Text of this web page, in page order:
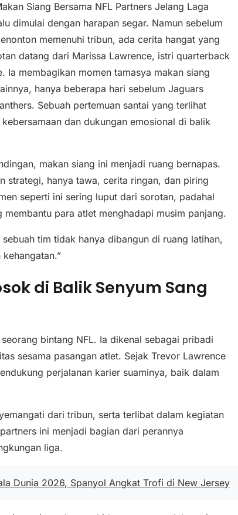
Siang Bersama NFL Partners Jelang Laga
dimulai dengan harapan segar. Namun sebelum
memenuhi tribun, ada cerita hangat yang
datang dari Marissa Lawrence, istri quarterback
Ia membagikan momen tamasya makan siang
hanya beberapa hari sebelum Jaguars
Sebuah pertemuan santai yang terlihat
dan dukungan emosional di balik
makan siang ini menjadi ruang bernapas.
strategi, hanya tawa, cerita ringan, dan piring
seperti ini sering luput dari sorotan, padahal
para atlet menghadapi musim panjang.
tim tidak hanya dibangun di ruang latihan,
di Balik Senyum Sang
bintang NFL. Ia dikenal sebagai pribadi
sesama pasangan atlet. Sejak Trevor Lawrence
perjalanan karier suaminya, baik dalam
dari tribun, serta terlibat dalam kegiatan
ini menjadi bagian dari perannya
liga.
Dunia 2026, Spanyol Angkat Trofi di New Jersey